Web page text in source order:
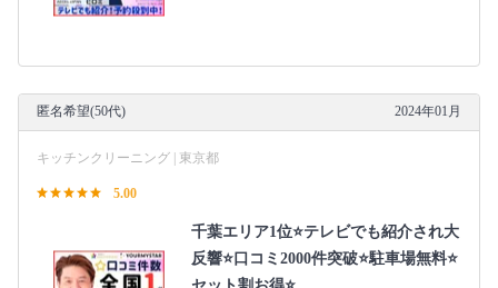
匿名希望(50代) 2024年01月
キッチンクリーニング | 東京都
5.00
千葉エリア1位⭐テレビでも紹介され大
反響⭐️口コミ2000件突破⭐️駐車場無料⭐